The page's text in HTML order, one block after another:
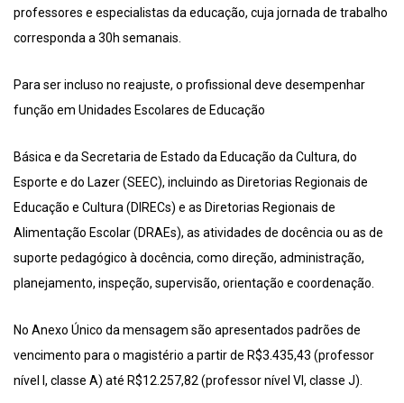
professores e especialistas da educação, cuja jornada de trabalho
corresponda a 30h semanais.
Para ser incluso no reajuste, o profissional deve desempenhar
função em Unidades Escolares de Educação
Básica e da Secretaria de Estado da Educação da Cultura, do
Esporte e do Lazer (SEEC), incluindo as Diretorias Regionais de
Educação e Cultura (DIRECs) e as Diretorias Regionais de
Alimentação Escolar (DRAEs), as atividades de docência ou as de
suporte pedagógico à docência, como direção, administração,
planejamento, inspeção, supervisão, orientação e coordenação.
No Anexo Único da mensagem são apresentados padrões de
vencimento para o magistério a partir de R$3.435,43 (professor
nível I, classe A) até R$12.257,82 (professor nível VI, classe J).